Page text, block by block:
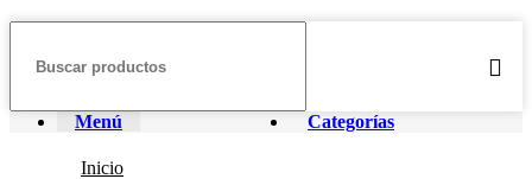
Menú Categorías
Inicio